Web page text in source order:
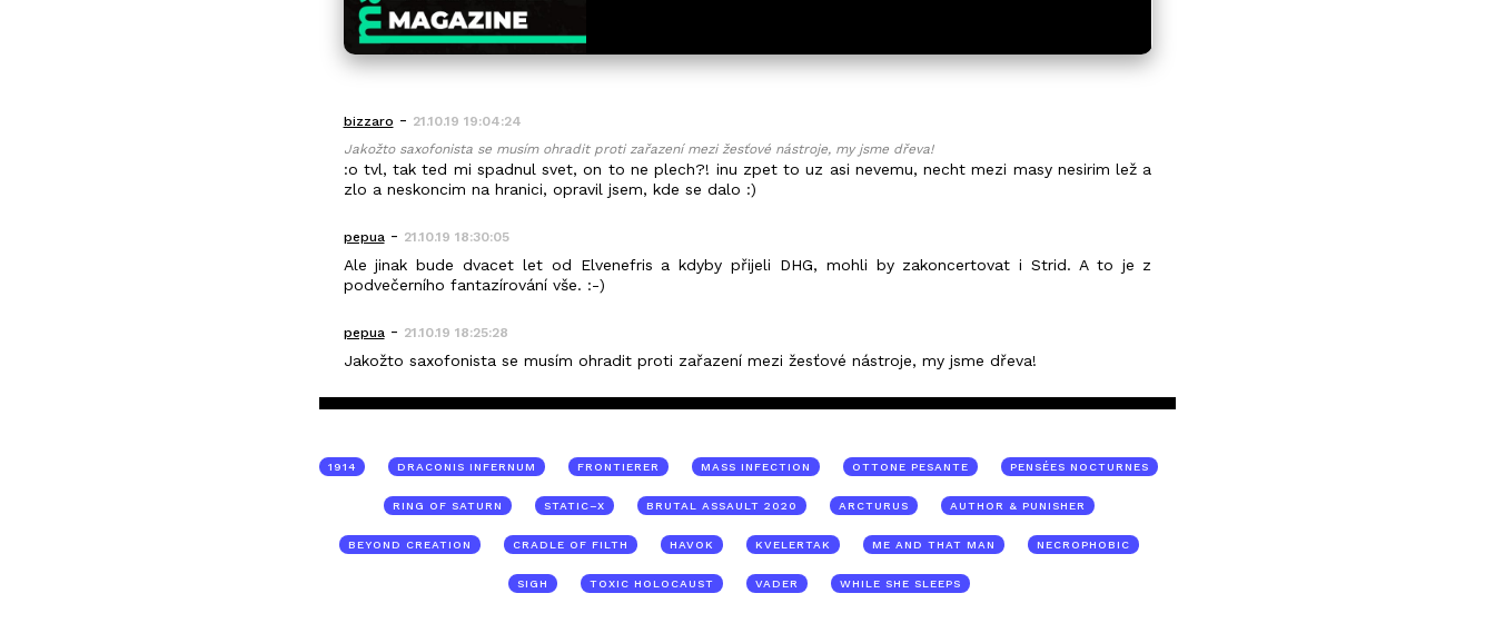
bizzaro - 21.10.19 19:04:24
Jakožto saxofonista se musím ohradit proti zařazení mezi žesťové nástroje, my jsme dřeva!
:o tvl, tak ted mi spadnul svet, on to ne plech?! inu zpet to uz asi nevemu, necht mezi masy nesirim lež a
zlo a neskoncim na hranici, opravil jsem, kde se dalo :)
pepua- 21.10.19 18:30:05
Ale jinak bude dvacet let od Elvenefris a kdyby přijeli DHG, mohli by zakoncertovat i Strid. A to je z
podvečerního fantazírování vše. :-)
pepua- 21.10.19 18:25:28
Jakožto saxofonista se musím ohradit proti zařazení mezi žesťové nástroje, my jsme dřeva!
1914 DRACONIS INFERNUM FRONTIERER MASS INFECTION OTTONE PESANTE PENSÉES NOCTURNES
RING OF SATURN STATIC–X BRUTAL ASSAULT 2020 ARCTURUS AUTHOR & PUNISHER
BEYOND CREATION CRADLE OF FILTH HAVOK KVELERTAK ME AND THAT MAN NECROPHOBIC
SIGH TOXIC HOLOCAUST VADER WHILE SHE SLEEPS